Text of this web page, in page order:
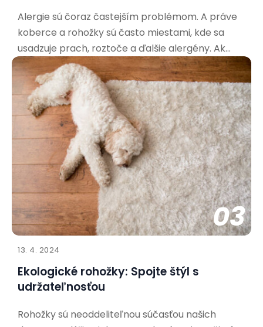
Alergie sú čoraz častejším problémom. A práve
koberce a rohožky sú často miestami, kde sa
usadzuje prach, roztoče a ďalšie alergény. Ak
trpíte alergiami, výber správnej rohožky je kľúčový
pre vaše zdravie a pohodu. Aké materiály sú
najvhodnejšie pre alergikov? Pri výbere rohožky
pre alergikov
03
13. 4. 2024
Ekologické rohožky: Spojte štýl s
udržateľnosťou
Rohožky sú neoddeliteľnou súčasťou našich